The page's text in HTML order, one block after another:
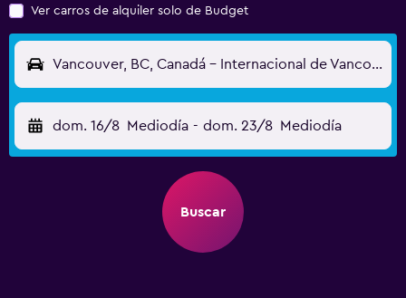
Ver carros de alquiler solo de Budget
Vancouver, BC, Canadá - Internacional de Vancouver (YVR)
dom. 16/8 Mediodía - dom. 23/8 Mediodía
Buscar